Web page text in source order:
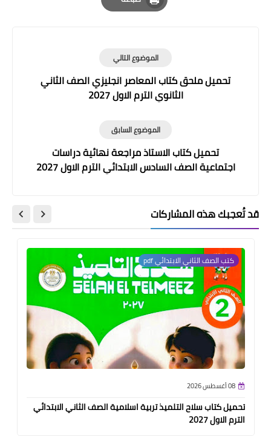
Print
الموضوع التالي
تحميل ملحق كتاب المعاصر انجليزي الصف الثاني
الثانوي الترم الاول 2027
الموضوع السابق
تحميل كتاب الاستاذ مراجعة نهائية دراسات
اجتماعية الصف السادس الابتدائي الترم الاول 2027
قد تُعجبك هذه المشاركات
كتب الصف الثاني الابتدائي pdf
08 أغسطس 2026
تحميل كتاب سلاح التلميذ تربية اسلامية الصف الثاني الابتدائي
الترم الاول 2027